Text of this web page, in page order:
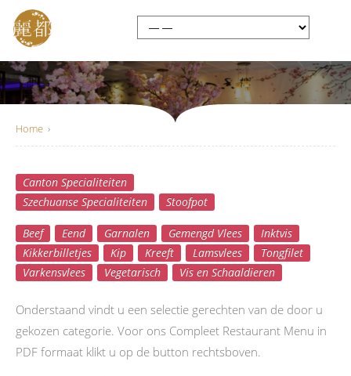
Home ›
Canton Specialiteiten
Szechuanse Specialiteiten
Stoofpot
Beef Eend Garnalen Gemengd Vlees
Inktvis
Kikkerbilletjes
Kip Kreeft Lamsvlees
Tongfilet
Varkensvlees
Vegetarisch Vis en Schaaldieren
Onderstaand vindt u een selectie gerechten van de door u
gekozen categorie. Voor ons Compleet Restaurant Menu in
PDF formaat klikt u op de button rechtsboven.